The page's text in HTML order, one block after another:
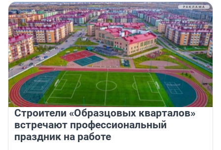
Строители «Образцовых кварталов»
встречают профессиональный
праздник на работе